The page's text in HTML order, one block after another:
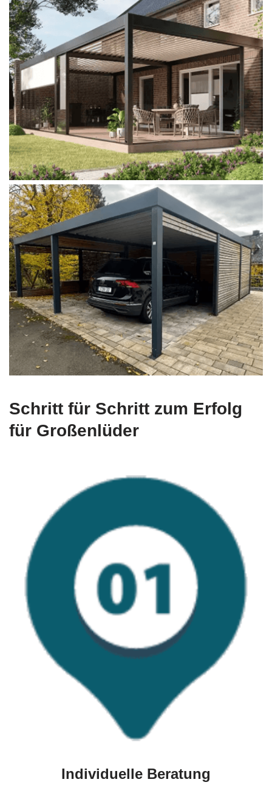
Schritt für Schritt zum Erfolg
für Großenlüder
Individuelle Beratung